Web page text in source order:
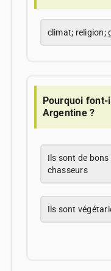
climat; religion;
Pourquoi
Argentine ?
Ils sont de bons
chasseurs
Ils sont